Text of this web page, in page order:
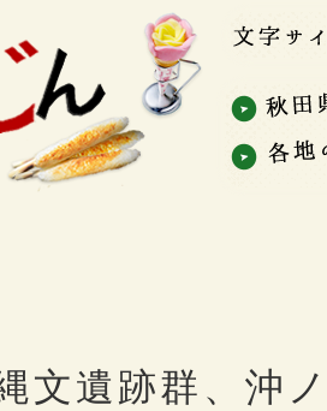
文遺跡群、沖